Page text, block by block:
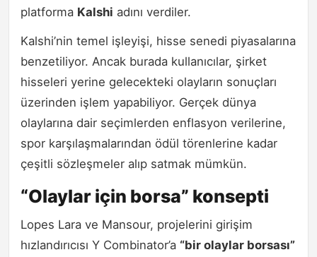
platforma Kalshi adını verdiler.
Kalshi’nin temel işleyişi, hisse senedi piyasalarına
benzetiliyor. Ancak burada kullanıcılar, şirket
hisseleri yerine gelecekteki olayların sonuçları
üzerinden işlem yapabiliyor. Gerçek dünya
olaylarına dair seçimlerden enflasyon verilerine,
spor karşılaşmalarından ödül törenlerine kadar
çeşitli sözleşmeler alıp satmak mümkün.
“Olaylar için borsa” konsepti
Lopes Lara ve Mansour, projelerini girişim
hızlandırıcısı Y Combinator’a “bir olaylar borsası”